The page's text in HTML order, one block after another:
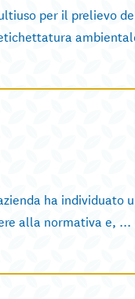
per il prelievo
ha individuato
alla normativa e, ...